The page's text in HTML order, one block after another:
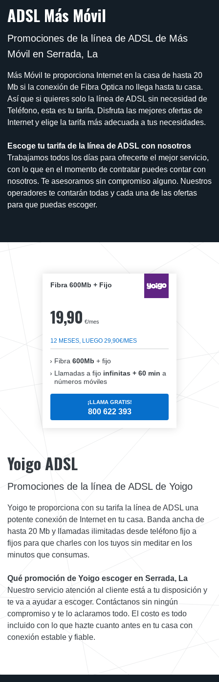
ADSL Más Móvil
Promociones de la línea de ADSL de Más
Móvil en Serrada, La
Más Móvil te proporciona Internet en la casa de hasta 20
Mb si la conexión de Fibra Optica no llega hasta tu casa.
Así que si quieres solo la línea de ADSL sin necesidad de
Teléfono, esta es tu tarifa. Disfruta las mejores ofertas de
Internet y elige la tarifa más adecuada a tus necesidades.
Escoge tu tarifa de la línea de ADSL con nosotros
Trabajamos todos los días para ofrecerte el mejor servicio,
con lo que en el momento de contratar puedes contar con
nosotros. Te asesoramos sin compromiso alguno. Nuestros
operadores te contarán todas y cada una de las ofertas
para que puedas escoger.
Fibra 600Mb + Fijo
19,90 €/mes
12 MESES, LUEGO 29,90€/MES
Fibra 600Mb + fijo
Llamadas a fijo infinitas + 60 min a
números móviles
¡LLAMA GRATIS!
800 622 393
Yoigo ADSL
Promociones de la línea de ADSL de Yoigo
Yoigo te proporciona con su tarifa la línea de ADSL una
potente conexión de Internet en tu casa. Banda ancha de
hasta 20 Mb y llamadas ilimitadas desde teléfono fijo a
fijos para que charles con los tuyos sin meditar en los
minutos que consumas.
Qué promoción de Yoigo escoger en Serrada, La
Nuestro servicio atención al cliente está a tu disposición y
te va a ayudar a escoger. Contáctanos sin ningún
compromiso y te lo aclaramos todo. El costo es todo
incluido con lo que hazte cuanto antes en tu casa con
conexión estable y fiable.